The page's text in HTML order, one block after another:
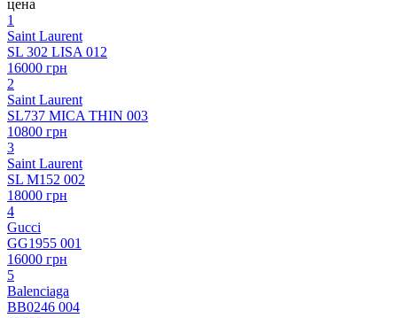
цена
1
Saint Laurent
SL 302 LISA 012
16000 грн
2
Saint Laurent
SL737 MICA THIN 003
10800 грн
3
Saint Laurent
SL M152 002
18000 грн
4
Gucci
GG1955 001
16000 грн
5
Balenciaga
BB0246 004